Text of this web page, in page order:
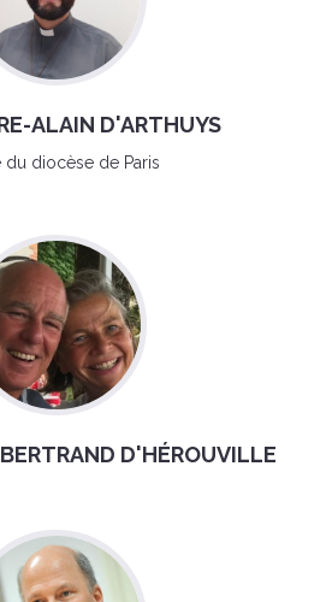
ALAIN D'ARTHUYS
du diocèse de Paris
D'HÉROUVILLE